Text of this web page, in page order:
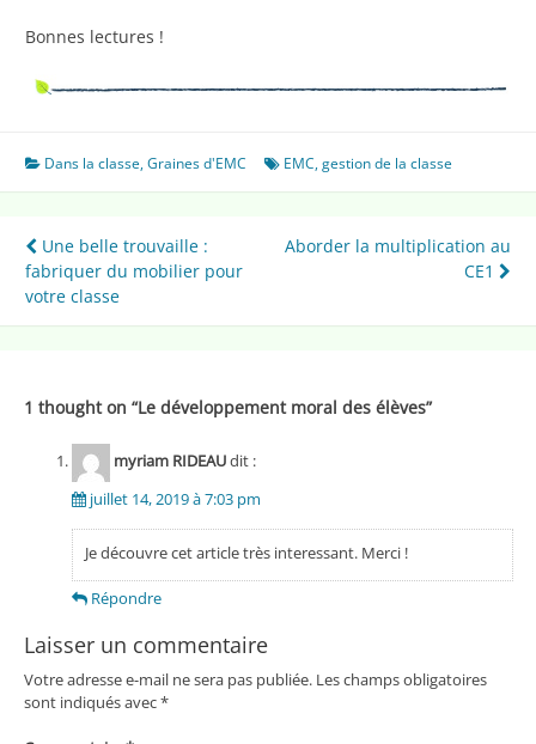
Bonnes lectures !
Dans la classe,Graines d'EMC EMC,gestion de la classe
Navigation
de
l’article
Une belle trouvaille :
fabriquer du mobilier pour
votre classe
Aborder la multiplication au
CE1
1 thought on “Le développement moral des élèves”
myriam RIDEAUdit :
juillet 14, 2019 à 7:03 pm
Je découvre cet article très interessant. Merci !
Répondre
Laisser un commentaire
Votre adresse e-mail ne sera pas publiée. Les champs obligatoires
sont indiqués avec*